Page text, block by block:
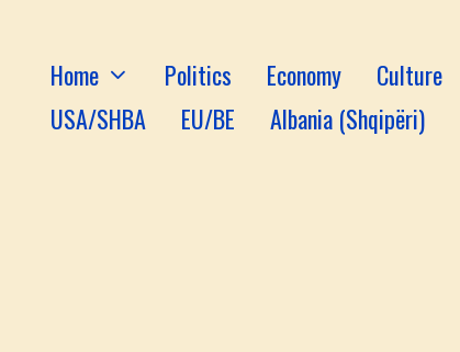
Home Politics Economy Culture
USA/SHBA
EU/BE Albania (Shqipëri)